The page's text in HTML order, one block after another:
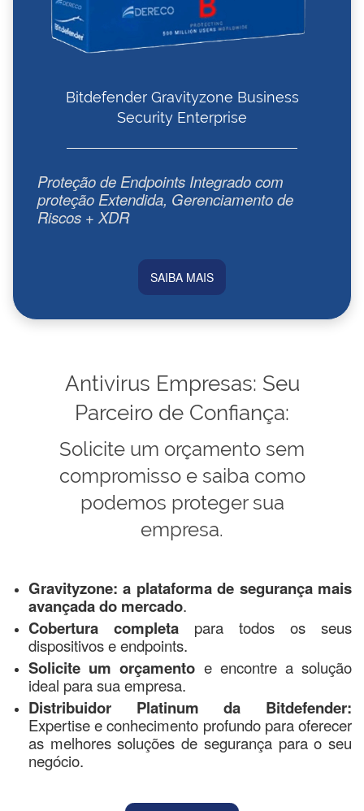
Bitdefender Gravityzone Business
Security Enterprise
Proteção de Endpoints Integrado com
proteção Extendida, Gerenciamento de
Riscos + XDR
SAIBA MAIS
Antivirus Empresas: Seu
Parceiro de Confiança:
Solicite um orçamento sem
compromisso e saiba como
podemos proteger sua
empresa.
Gravityzone: a plataforma de segurança mais
avançada do mercado.
Cobertura completa para todos os seus
dispositivos e endpoints.
Solicite um orçamento e encontre a solução
ideal para sua empresa.
Distribuidor Platinum da Bitdefender:
Expertise e conhecimento profundo para oferecer
as melhores soluções de segurança para o seu
negócio.